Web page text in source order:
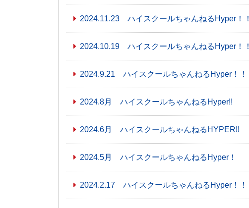
2024.11.23 ハイスクールちゃんねるHyper！！
2024.10.19 ハイスクールちゃんねるHyper！！
2024.9.21 ハイスクールちゃんねるHyper！！
2024.8月 ハイスクールちゃんねるHyper!!
2024.6月 ハイスクールちゃんねるHYPER!!
2024.5月 ハイスクールちゃんねるHyper！
2024.2.17 ハイスクールちゃんねるHyper！！